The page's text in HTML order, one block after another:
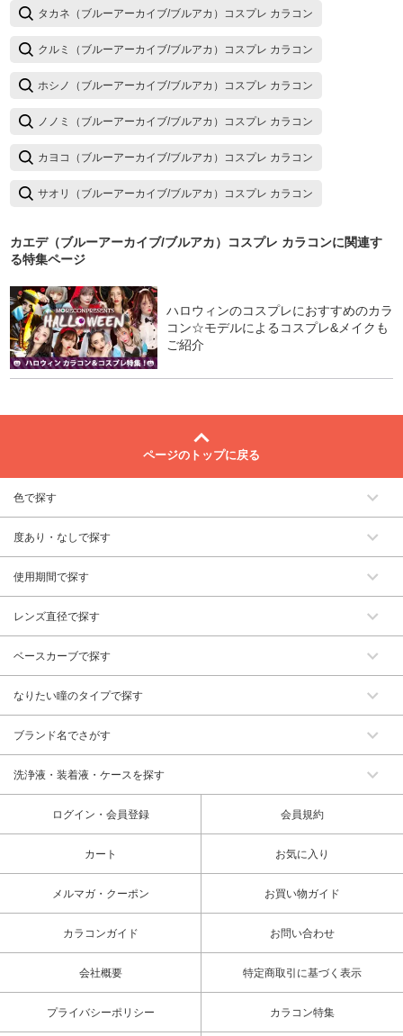
タカネ（ブルーアーカイブ/ブルアカ）コスプレ カラコン
クルミ（ブルーアーカイブ/ブルアカ）コスプレ カラコン
ホシノ（ブルーアーカイブ/ブルアカ）コスプレ カラコン
ノノミ（ブルーアーカイブ/ブルアカ）コスプレ カラコン
カヨコ（ブルーアーカイブ/ブルアカ）コスプレ カラコン
サオリ（ブルーアーカイブ/ブルアカ）コスプレ カラコン
カエデ（ブルーアーカイブ/ブルアカ）コスプレ カラコンに関連す
る特集ページ
ハロウィンのコスプレにおすすめのカラ
コン☆モデルによるコスプレ&メイクも
ご紹介
ページのトップに戻る
色で探す
度あり・なしで探す
使用期間で探す
レンズ直径で探す
ベースカーブで探す
なりたい瞳のタイプで探す
ブランド名でさがす
洗浄液・装着液・ケースを探す
ログイン・会員登録 会員規約
カート お気に入り
メルマガ・クーポン お買い物ガイド
カラコンガイド お問い合わせ
会社概要 特定商取引に基づく表示
プライバシーポリシー カラコン特集